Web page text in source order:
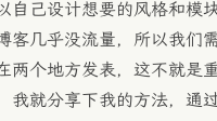
自己设计想要的风格和模
客几乎没流量，所以我们
两个地方发表，这不就是
我就分享下我的方法，通